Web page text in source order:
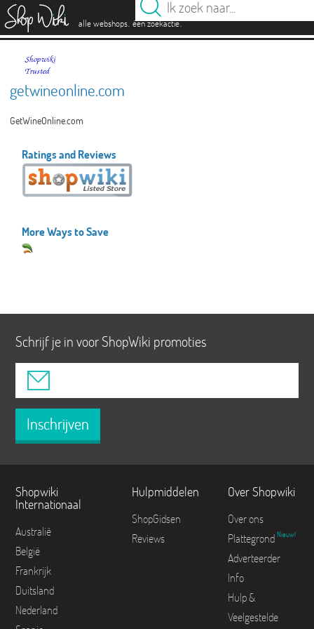
alle webshops. één zoekactie.
getwineonline.com
GetWineOnline.com
Ratings and Reviews
More Ways to Save
Schrijf je in voor ShopWiki promoties
Inschrijven
Shopwiki
Internationaal
Australië
België
Frankrijk
Duitsland
Nederland
Hulpmiddelen
ShopGidsen
Reviews
Over Shopwiki
Over ons
Plattegrond Nieuw!
Adverteerder
Info
Hulp &
Veelgestelde